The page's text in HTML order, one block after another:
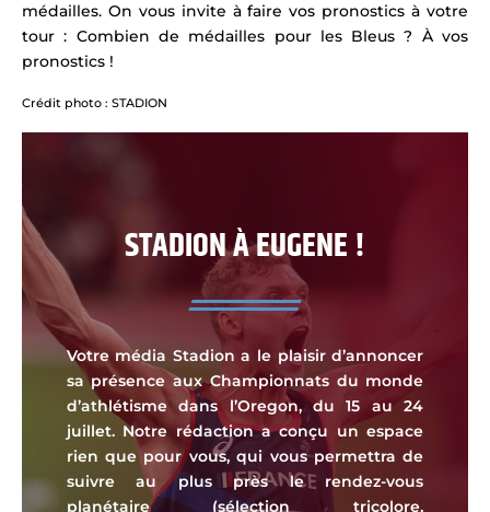
médailles. On vous invite à faire vos pronostics à votre
tour : Combien de médailles pour les Bleus ? À vos
pronostics !
Crédit photo : STADION
STADION À EUGENE !
Votre média Stadion a le plaisir d’annoncer
sa présence aux Championnats du monde
d’athlétisme dans l’Oregon, du 15 au 24
juillet. Notre rédaction a conçu un espace
rien que pour vous, qui vous permettra de
suivre au plus près le rendez-vous
planétaire (sélection tricolore,